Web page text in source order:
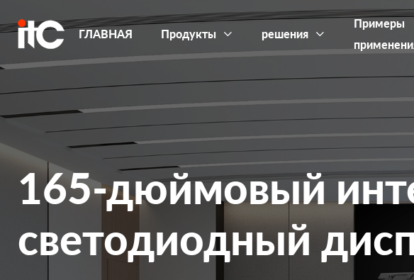
ГЛАВНАЯ Продукты решения
Примеры
165-дюймовый
светодиодный